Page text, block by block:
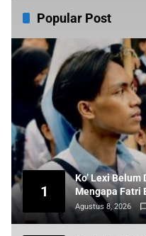
Popular Post
1
Ko’ Lexi Belum
Mengapa Fatri
Agustus 8, 2026